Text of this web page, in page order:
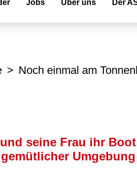
Jobs Über uns Der
Noch einmal am
seine Frau ihr